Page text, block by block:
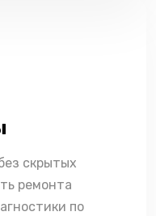
скрытых
ремонта
по